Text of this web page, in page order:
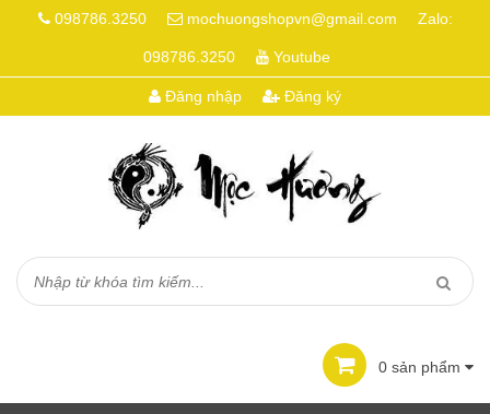
098786.3250 mochuongshopvn@gmail.com Zalo:
098786.3250 Youtube
Đăng nhập Đăng ký
0 sản phẩm